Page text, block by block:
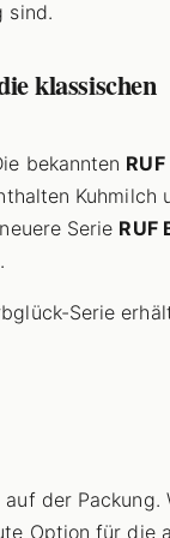
sind.
klassischen
bekannten RUF
Kuhmilch
Serie RUF
Serie
der Packung.
Option für die